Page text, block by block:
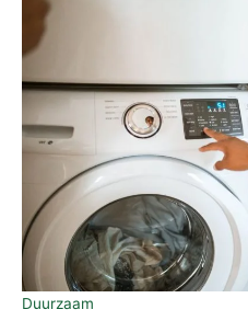
Duurzaam
voor
je